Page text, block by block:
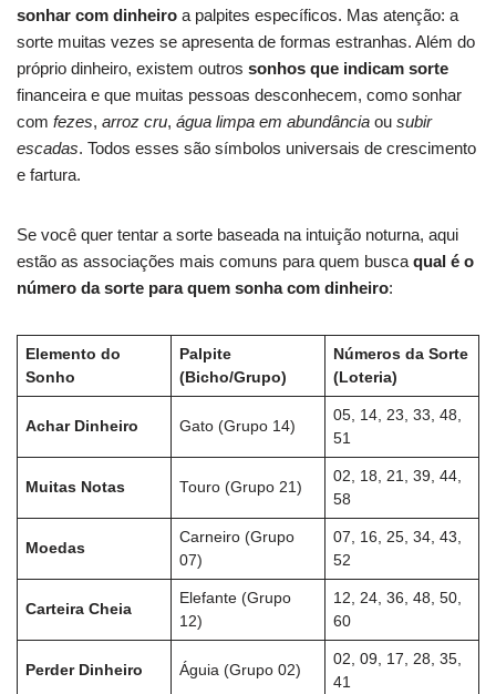
sonhar com dinheiro a palpites específicos. Mas atenção: a
sorte muitas vezes se apresenta de formas estranhas. Além do
próprio dinheiro, existem outros sonhos que indicam sorte
financeira e que muitas pessoas desconhecem, como sonhar
com fezes, arroz cru, água limpa em abundância ou subir
escadas. Todos esses são símbolos universais de crescimento
e fartura.
Se você quer tentar a sorte baseada na intuição noturna, aqui
estão as associações mais comuns para quem busca qual é o
número da sorte para quem sonha com dinheiro:
Elemento do
Sonho
Palpite
(Bicho/Grupo)
Números da Sorte
(Loteria)
Achar Dinheiro Gato (Grupo 14)
05, 14, 23, 33, 48,
51
Muitas Notas Touro (Grupo 21)
02, 18, 21, 39, 44,
58
Moedas
Carneiro (Grupo
07)
07, 16, 25, 34, 43,
52
Carteira Cheia
Elefante (Grupo
12)
12, 24, 36, 48, 50,
60
Perder Dinheiro Águia (Grupo 02)
02, 09, 17, 28, 35,
41